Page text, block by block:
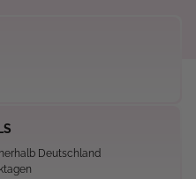
Deutschland